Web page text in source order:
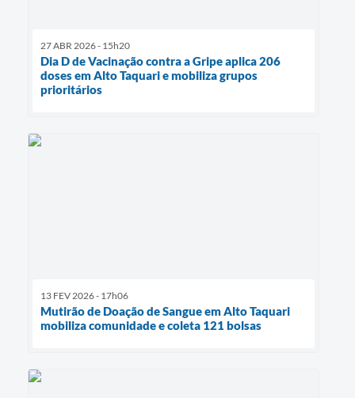
27 ABR 2026 - 15h20
Dia D de Vacinação contra a Gripe aplica 206
doses em Alto Taquari e mobiliza grupos
prioritários
13 FEV 2026 - 17h06
Mutirão de Doação de Sangue em Alto Taquari
mobiliza comunidade e coleta 121 bolsas